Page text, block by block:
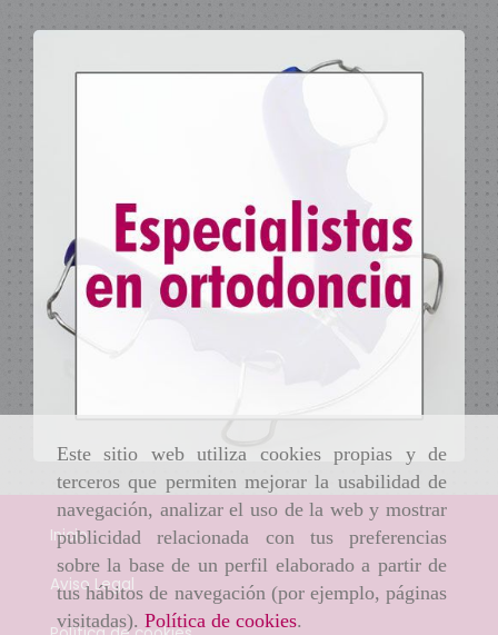
Este sitio web utiliza cookies propias y de
terceros que permiten mejorar la usabilidad de
navegación, analizar el uso de la web y mostrar
publicidad relacionada con tus preferencias
sobre la base de un perfil elaborado a partir de
tus hábitos de navegación (por ejemplo, páginas
visitadas). Política de cookies.
Inicio
Aviso Legal